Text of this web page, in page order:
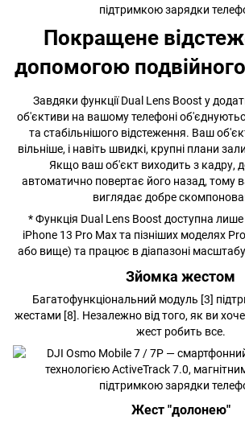
Покращене
допомогою
Завдяки функції Dual Lens Boost у
об'єктиви на вашому телефоні
та стабільнішого відстеження. Ваш
вільніше, і навіть швидкі, крупні плани
Якщо ваш об'єкт виходить з кадру,
автоматично повертає його назад, тому
виглядає добре
* Функція Dual Lens Boost доступна
iPhone 13 Pro Max та пізніших моделях
або вище) та працює в діапазоні
Зйомка жестом
Багатофункціональний модуль [3]
жестами [8]. Незалежно від того, як ви
жест робить все.
Жест "долонею"